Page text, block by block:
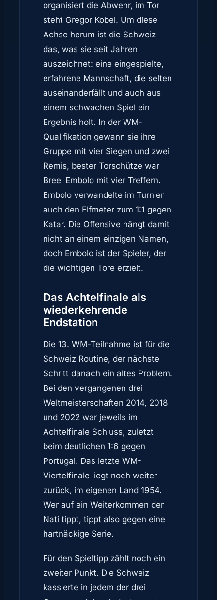
organisiert die Abwehr, im Tor
steht Gregor Kobel. Um diese
Achse herum ist die Schweiz
das, was sie seit Jahren
auszeichnet: eine eingespielte,
erfahrene Mannschaft, die selten
auseinanderfällt und auch aus
einem schwachen Spiel ein
Ergebnis holt. In der WM-
Qualifikation gewann sie ihre
Gruppe mit vier Siegen und zwei
Remis, bester Torschütze war
Breel Embolo mit vier Treffern.
Embolo verwandelte im Turnier
auch den Elfmeter zum 1:1 gegen
Katar. Die Offensive hängt damit
nicht an einem einzigen Namen,
doch Embolo ist der Spieler, der
die wichtigen Tore erzielt.
Das Achtelfinale als
wiederkehrende
Endstation
Die 13. WM-Teilnahme ist für die
Schweiz Routine, der nächste
Schritt danach ein altes Problem.
Bei den vergangenen drei
Weltmeisterschaften 2014, 2018
und 2022 war jeweils im
Achtelfinale Schluss, zuletzt
beim deutlichen 1:6 gegen
Portugal. Das letzte WM-
Viertelfinale liegt noch weiter
zurück, im eigenen Land 1954.
Wer auf ein Weiterkommen der
Nati tippt, tippt also gegen eine
hartnäckige Serie.
Für den Spieltipp zählt noch ein
zweiter Punkt. Die Schweiz
kassierte in jedem der drei